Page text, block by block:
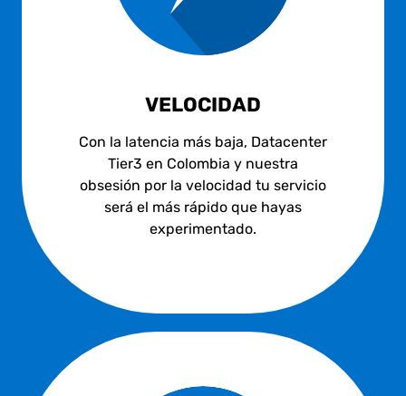
VELOCIDAD
Con la latencia más baja, Datacenter
Tier3 en Colombia y nuestra
obsesión por la velocidad tu servicio
será el más rápido que hayas
experimentado.